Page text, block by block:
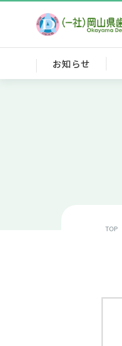
お知らせ
TOP